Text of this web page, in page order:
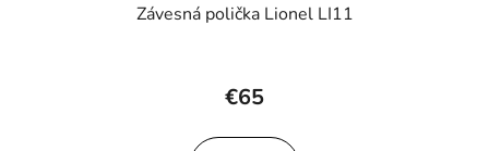
Závesná polička Lionel LI11
€65